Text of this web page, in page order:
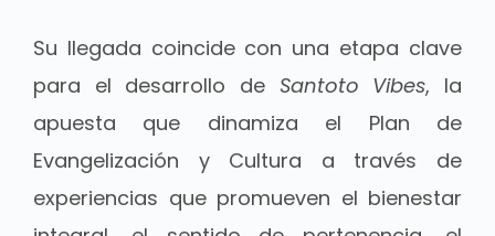
Su llegada coincide con una etapa clave
para el desarrollo de Santoto Vibes, la
apuesta que dinamiza el Plan de
Evangelización y Cultura a través de
experiencias que promueven el bienestar